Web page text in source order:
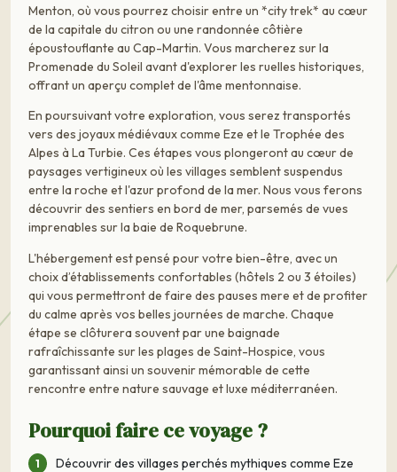
Menton, où vous pourrez choisir entre un *city trek* au cœur
de la capitale du citron ou une randonnée côtière
époustouflante au Cap-Martin. Vous marcherez sur la
Promenade du Soleil avant d'explorer les ruelles historiques,
offrant un aperçu complet de l'âme mentonnaise.
En poursuivant votre exploration, vous serez transportés
vers des joyaux médiévaux comme Eze et le Trophée des
Alpes à La Turbie. Ces étapes vous plongeront au cœur de
paysages vertigineux où les villages semblent suspendus
entre la roche et l'azur profond de la mer. Nous vous ferons
découvrir des sentiers en bord de mer, parsemés de vues
imprenables sur la baie de Roquebrune.
L'hébergement est pensé pour votre bien-être, avec un
choix d’établissements confortables (hôtels 2 ou 3 étoiles)
qui vous permettront de faire des pauses mere et de profiter
du calme après vos belles journées de marche. Chaque
étape se clôturera souvent par une baignade
rafraîchissante sur les plages de Saint-Hospice, vous
garantissant ainsi un souvenir mémorable de cette
rencontre entre nature sauvage et luxe méditerranéen.
Pourquoi faire ce voyage ?
Découvrir des villages perchés mythiques comme Eze